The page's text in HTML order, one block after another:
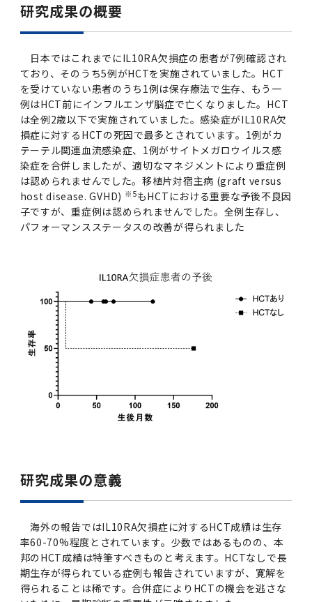
役員会議事概要について
企業活動と医療機関等の透明性ガイドライン
2014年 （PDF：21.4MB）
2013年 （PDF：6.4MB）
2018年度
2017年度
2016年度
2015年度
2014年度
2013年度
2011年度
2015年 （PDF：2.3MB）
卒後3年大学評価アンケート
卒業時大学評価アンケート
科目評価（旧 科目別アンケート）
教学IR 業績・活動
核酸・ペプチド創薬治療研究センター
図書館講習会
アクティブラーニング教室・情報検索室
イマキク
情報システムポータル
お茶の水医学雑誌
ダイバーシティ・インクルージョン室
研究成果の概要
日本ではこれまでにIL10RA欠損症の患者が7例確認され
ており、そのうち5例がHCTを実施されていました。HCT
を受けていない患者のうち1例は保存療法で生存、もう一
例はHCT前にインフルエンザ脳症で亡くなりました。HCT
は全例2歳以下で実施されていました。感染症がIL10RA欠
損症に対するHCTの死因で最多とされています。1例がカ
テーテル関連血流感染症、1例がサイトメガロウイルス感
染症を合併しましたが、適切なマネジメントにより重症例
は認められませんでした。移植片対宿主病 (graft versus
host disease. GVHD) ※5もHCTにおける重要な予後不良因
子ですが、重症例は認められませんでした。全例生存し、
パフォーマンスステータスの改善が得られました
研究成果の意義
海外の報告ではIL10RA欠損症に対するHCT成績は生存
率60-70%程度とされています。少数ではあるものの、本
邦のHCT成績は特筆すべきものと考えます。HCTなしで長
期生存が得られている症例も報告されていますが、寛解を
得られることは稀です。合併症によりHCTの機会を逃さな